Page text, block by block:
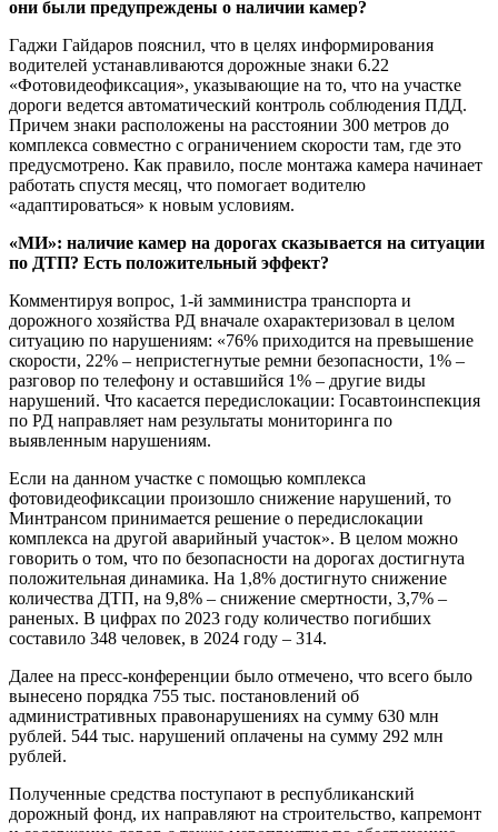
они были предупреждены о наличии камер?
Гаджи Гайдаров пояснил, что в целях информирования
водителей устанавливаются дорожные знаки 6.22
«Фотовидеофиксация», указывающие на то, что на участке
дороги ведется автоматический контроль соблюдения ПДД.
Причем знаки расположены на расстоянии 300 метров до
комплекса совместно с ограничением скорости там, где это
предусмотрено. Как правило, после монтажа камера начинает
работать спустя месяц, что помогает водителю
«адаптироваться» к новым условиям.
«МИ»: наличие камер на дорогах сказывается на ситуации
по ДТП? Есть положительный эффект?
Комментируя вопрос, 1-й замминистра транспорта и
дорожного хозяйства РД вначале охарактеризовал в целом
ситуацию по нарушениям: «76% приходится на превышение
скорости, 22% – непристегнутые ремни безопасности, 1% –
разговор по телефону и оставшийся 1% – другие виды
нарушений. Что касается передислокации: Госавтоинспекция
по РД направляет нам результаты мониторинга по
выявленным нарушениям.
Если на данном участке с помощью комплекса
фотовидеофиксации произошло снижение нарушений, то
Минтрансом принимается решение о передислокации
комплекса на другой аварийный участок». В целом можно
говорить о том, что по безопасности на дорогах достигнута
положительная динамика. На 1,8% достигнуто снижение
количества ДТП, на 9,8% – снижение смертности, 3,7% –
раненых. В цифрах по 2023 году количество погибших
составило 348 человек, в 2024 году – 314.
Далее на пресс-конференции было отмечено, что всего было
вынесено порядка 755 тыс. постановлений об
административных правонарушениях на сумму 630 млн
рублей. 544 тыс. нарушений оплачены на сумму 292 млн
рублей.
Полученные средства поступают в республиканский
дорожный фонд, их направляют на строительство, капремонт